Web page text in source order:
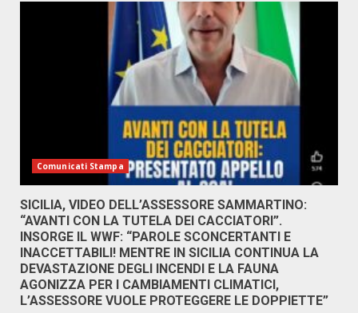
Comunicati Stampa
SICILIA, VIDEO DELL’ASSESSORE SAMMARTINO:
“AVANTI CON LA TUTELA DEI CACCIATORI”.
INSORGE IL WWF: “PAROLE SCONCERTANTI E
INACCETTABILI! MENTRE IN SICILIA CONTINUA LA
DEVASTAZIONE DEGLI INCENDI E LA FAUNA
AGONIZZA PER I CAMBIAMENTI CLIMATICI,
L’ASSESSORE VUOLE PROTEGGERE LE DOPPIETTE”